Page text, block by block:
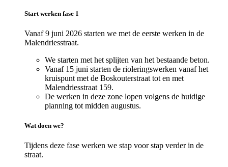
Start werken fase 1
Vanaf 9 juni 2026 starten we met de eerste werken in de
Malendriesstraat.
We starten met het splijten van het bestaande beton.
Vanaf 15 juni starten de rioleringswerken vanaf het
kruispunt met de Boskouterstraat tot en met
Malendriesstraat 159.
De werken in deze zone lopen volgens de huidige
planning tot midden augustus.
Wat doen we?
Tijdens deze fase werken we stap voor stap verder in de
straat.